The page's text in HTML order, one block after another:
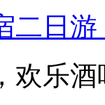
二日
欢乐